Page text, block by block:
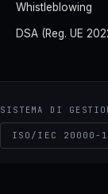
Whistleblowing
DSA (Reg. UE
SISTEMA DI
ISO/IEC 20000-